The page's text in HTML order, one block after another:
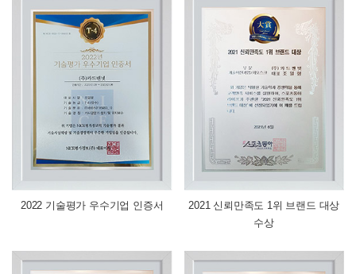
2022 기술평가 우수기업 인증서
2021 신뢰만족도 1위 브랜드 대상
수상